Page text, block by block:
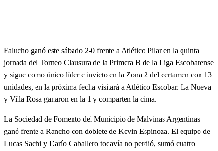
Falucho ganó este sábado 2-0 frente a Atlético Pilar en la quinta
jornada del Torneo Clausura de la Primera B de la Liga Escobarense
y sigue como único líder e invicto en la Zona 2 del certamen con 13
unidades, en la próxima fecha visitará a Atlético Escobar. La Nueva
y Villa Rosa ganaron en la 1 y comparten la cima.
La Sociedad de Fomento del Municipio de Malvinas Argentinas
ganó frente a Rancho con doblete de Kevin Espinoza. El equipo de
Lucas Sachi y Darío Caballero todavía no perdió, sumó cuatro